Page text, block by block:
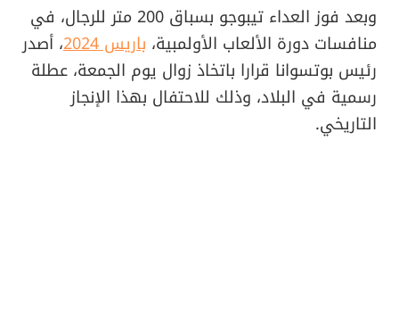
وبعد فوز العداء تيبوجو بسباق 200 متر للرجال، في
منافسات دورة الألعاب الأولمبية، باريس 2024
، أصدر
رئيس بوتسوانا قرارا باتخاذ زوال يوم الجمعة، عطلة
رسمية في البلاد، وذلك للاحتفال بهذا الإنجاز
التاريخي.